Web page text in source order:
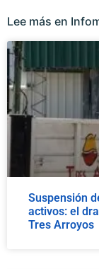
Lee más en
Suspensión
activos: el
Tres Arroyos